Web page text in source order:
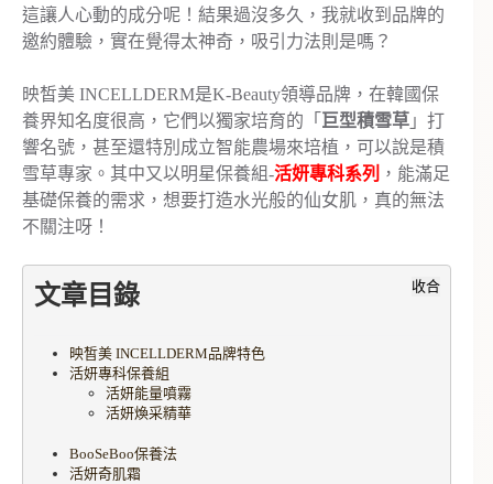
這讓人心動的成分呢！結果過沒多久，我就收到品牌的
邀約體驗，實在覺得太神奇，吸引力法則是嗎？
映皙美 INCELLDERM是K-Beauty領導品牌，在韓國保
養界知名度很高，它們以獨家培育的「 巨型積雪草 」打
響名號，甚至還特別成立智能農場來培植，可以說是積
雪草專家。其中又以明星保養組-活妍專科系列 ，能滿足
基礎保養的需求，想要打造水光般的仙女肌，真的無法
不關注呀！
文章目錄 收合
映皙美 INCELLDERM品牌特色
活妍專科保養組
活妍能量噴霧
活妍煥采精華
BooSeBoo保養法
活妍奇肌霜